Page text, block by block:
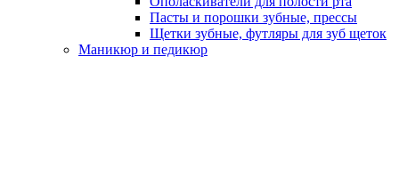
Пасты и порошки зубные, прессы
Щетки зубные, футляры для зуб щеток
Маникюр и педикюр